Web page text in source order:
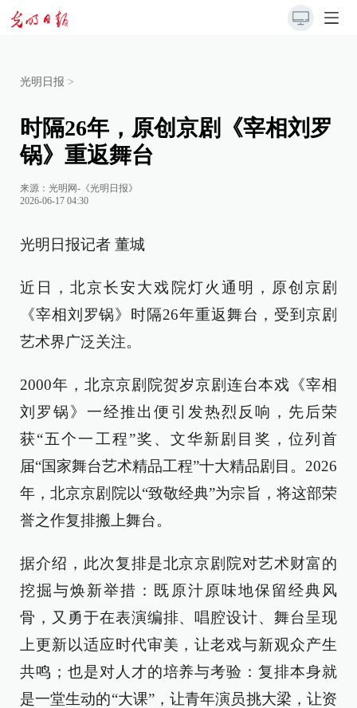
光明日报 >
时隔26年，原创京剧《宰相刘罗
锅》重返舞台
来源： 光明网-《光明日报》
2026-06-17 04:30
光明日报记者 董城
近日，北京长安大戏院灯火通明，原创京剧
《宰相刘罗锅》时隔26年重返舞台，受到京剧
艺术界广泛关注。
2000年，北京京剧院贺岁京剧连台本戏《宰相
刘罗锅》一经推出便引发热烈反响，先后荣
获“五个一工程”奖、文华新剧目奖，位列首
届“国家舞台艺术精品工程”十大精品剧目。2026
年，北京京剧院以“致敬经典”为宗旨，将这部荣
誉之作复排搬上舞台。
据介绍，此次复排是北京京剧院对艺术财富的
挖掘与焕新举措：既原汁原味地保留经典风
骨，又勇于在表演编排、唱腔设计、舞台呈现
上更新以适应时代审美，让老戏与新观众产生
共鸣；也是对人才的培养与考验：复排本身就
是一堂生动的“大课”，让青年演员挑大梁，让资